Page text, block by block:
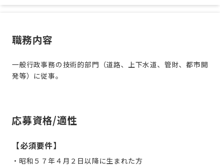
職務内容
一般行政事務の技術的部門（道路、上下水道、管財、都市開
発等）に従事。
応募資格/適性
【必須要件】
・昭和５７年４月２日以降に生まれた方